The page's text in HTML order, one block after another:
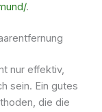
.
nur effektiv,
sein. Ein gutes
die die